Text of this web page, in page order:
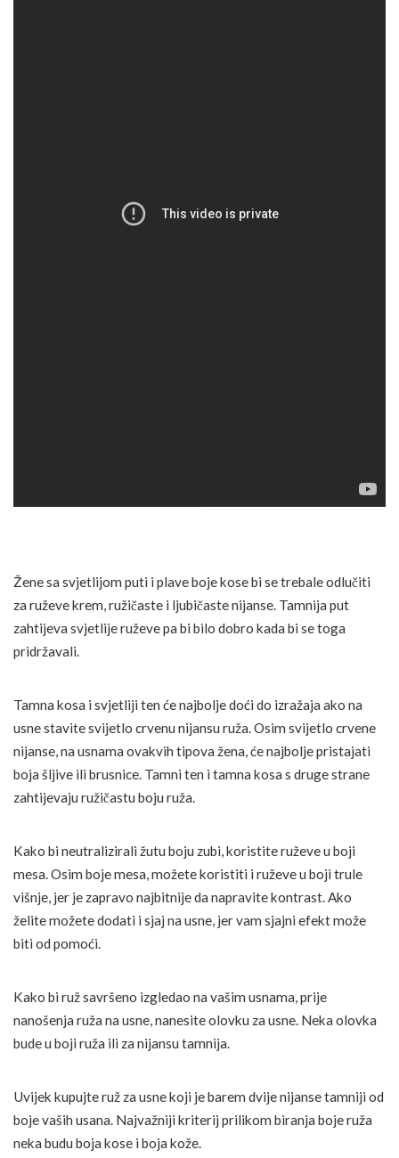
Žene sa svjetlijom puti i plave boje kose bi se trebale odlučiti
za ruževe krem, ružičaste i ljubičaste nijanse. Tamnija put
zahtijeva svjetlije ruževe pa bi bilo dobro kada bi se toga
pridržavali.
Tamna kosa i svjetliji ten će najbolje doći do izražaja ako na
usne stavite svijetlo crvenu nijansu ruža. Osim svijetlo crvene
nijanse, na usnama ovakvih tipova žena, će najbolje pristajati
boja šljive ili brusnice. Tamni ten i tamna kosa s druge strane
zahtijevaju ružičastu boju ruža.
Kako bi neutralizirali žutu boju zubi, koristite ruževe u boji
mesa. Osim boje mesa, možete koristiti i ruževe u boji trule
višnje, jer je zapravo najbitnije da napravite kontrast. Ako
želite možete dodati i sjaj na usne, jer vam sjajni efekt može
biti od pomoći.
Kako bi ruž savršeno izgledao na vašim usnama, prije
nanošenja ruža na usne, nanesite olovku za usne. Neka olovka
bude u boji ruža ili za nijansu tamnija.
Uvijek kupujte ruž za usne koji je barem dvije nijanse tamniji od
boje vaših usana. Najvažniji kriterij prilikom biranja boje ruža
neka budu boja kose i boja kože.